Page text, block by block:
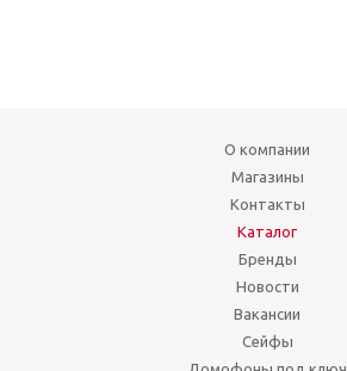
О компании
Магазины
Контакты
Каталог
Бренды
Новости
Вакансии
Сейфы